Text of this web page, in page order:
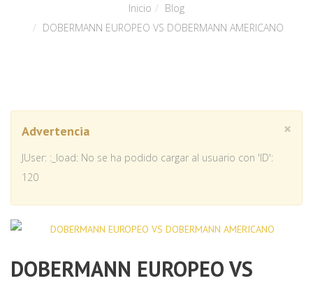
Inicio
Blog
DOBERMANN EUROPEO VS DOBERMANN AMERICANO
×
Advertencia
JUser: :_load: No se ha podido cargar al usuario con 'ID':
120
DOBERMANN EUROPEO VS